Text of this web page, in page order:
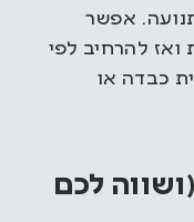
אפשר
ואז להרחיב לפי
כבדה או
לכם